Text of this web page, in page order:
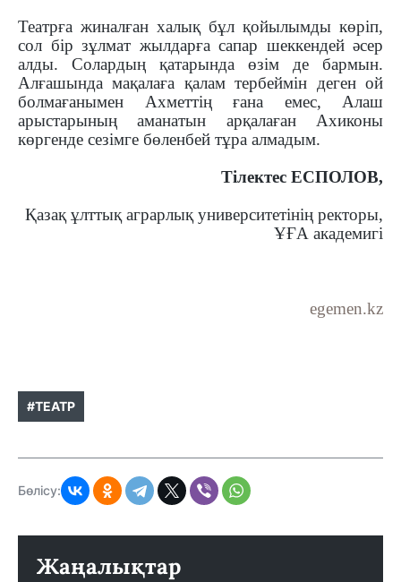
Театрға жиналған халық бұл қойылымды көріп,
сол бір зұлмат жылдарға сапар шеккендей әсер
алды. Солардың қатарында өзім де бармын.
Алғашында мақалаға қалам тербеймін деген ой
болмағанымен Ахметтің ғана емес, Алаш
арыстарының аманатын арқалаған Ахиконы
көргенде сезімге бөленбей тұра алмадым.
Тілектес ЕСПОЛОВ,
Қазақ ұлттық аграрлық университетінің ректоры,
ҰҒА академигі
egemen.kz
#ТЕАТР
Бөлісу:
Жаңалықтар